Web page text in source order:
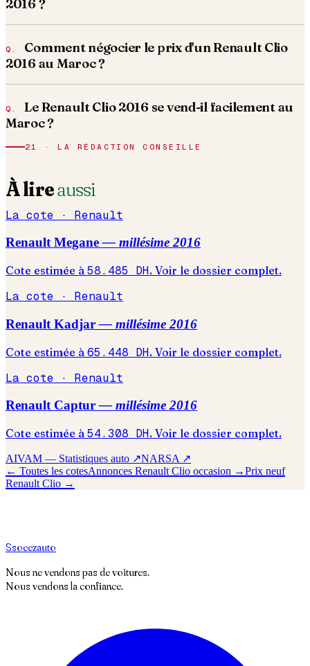
2016 ?
Comment négocier le prix d'un Renault Clio
2016 au Maroc ?
Le Renault Clio 2016 se vend-il facilement au
Maroc ?
21 · LA RÉDACTION CONSEILLE
À lireaussi
La cote · Renault
Renault Megane — millésime2016
Cote estimée à 58.485 DH. Voir le dossier complet.
La cote · Renault
Renault Kadjar — millésime 2016
Cote estimée à 65.448 DH. Voir le dossier complet.
La cote · Renault
Renault Captur — millésime2016
Cote estimée à 54.308 DH. Voir le dossier complet.
AIVAM — Statistiques auto ↗NARSA ↗
← Toutes les cotesAnnonces Renault Clio occasion →Prix neuf
Renault Clio →
Ssoeezauto
Nous ne vendons pas de voitures.
Nous vendons la confiance.